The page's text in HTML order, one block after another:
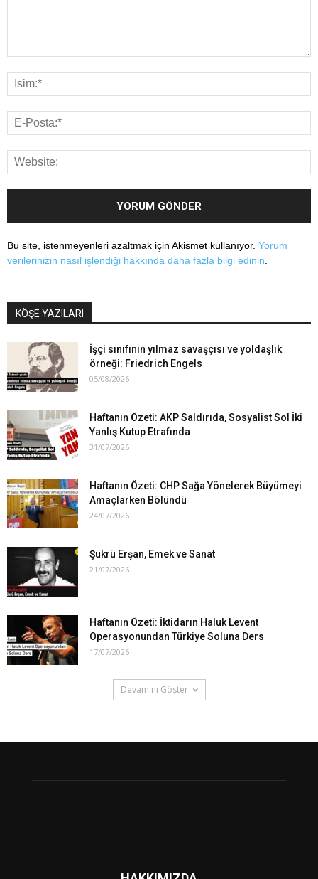
Bu site, istenmeyenleri azaltmak için Akismet kullanıyor. Yorum
verilerinizin nasıl işlendiği hakkında daha fazla bilgi edinin.
KÖŞE YAZILARI
İşçi sınıfının yılmaz savaşçısı ve yoldaşlık
örneği: Friedrich Engels
05/08/2026
Haftanın Özeti: AKP Saldırıda, Sosyalist Sol İki
Yanlış Kutup Etrafında
31/07/2026
Haftanın Özeti: CHP Sağa Yönelerek Büyümeyi
Amaçlarken Bölündü
24/07/2026
Şükrü Erşan, Emek ve Sanat
21/07/2026
Haftanın Özeti: İktidarın Haluk Levent
Operasyonundan Türkiye Soluna Ders
17/07/2026
Devamını Göster